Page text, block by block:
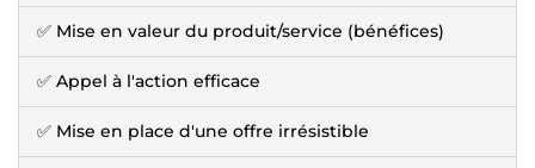
✅ Mise en valeur du produit/service (bénéfices)
✅ Appel à l'action efficace
✅ Mise en place d'une offre irrésistible